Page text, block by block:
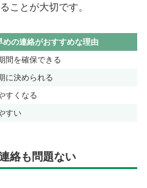
ことが大切です。
めの連絡がおすすめな理由
間を確保できる
に決められる
すくなる
すい
絡も問題ない